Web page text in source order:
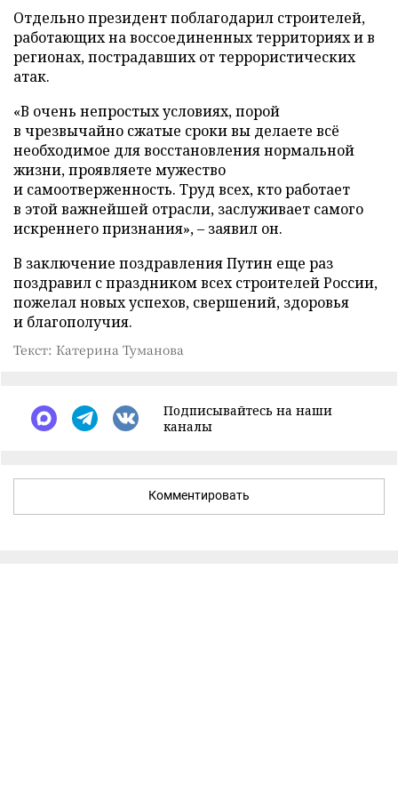
Отдельно президент поблагодарил строителей,
работающих на воссоединенных территориях и в
регионах, пострадавших от террористических
атак.
«В очень непростых условиях, порой
в чрезвычайно сжатые сроки вы делаете всё
необходимое для восстановления нормальной
жизни, проявляете мужество
и самоотверженность. Труд всех, кто работает
в этой важнейшей отрасли, заслуживает самого
искреннего признания», – заявил он.
В заключение поздравления Путин еще раз
поздравил с праздником всех строителей России,
пожелал новых успехов, свершений, здоровья
и благополучия.
Текст: Катерина Туманова
Подписывайтесь на наши
каналы
Комментировать